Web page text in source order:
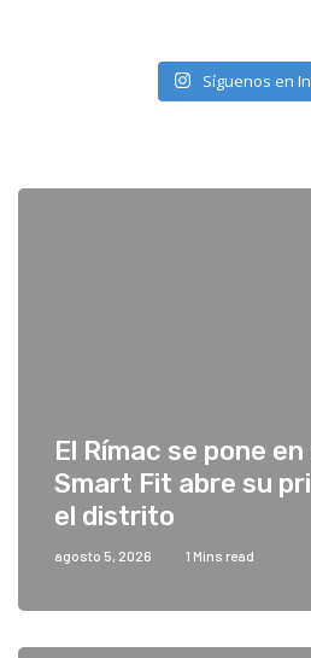
Síguenos en
El Rímac se pone
Smart Fit abre su
el distrito
agosto 5, 2026 1 Mins read